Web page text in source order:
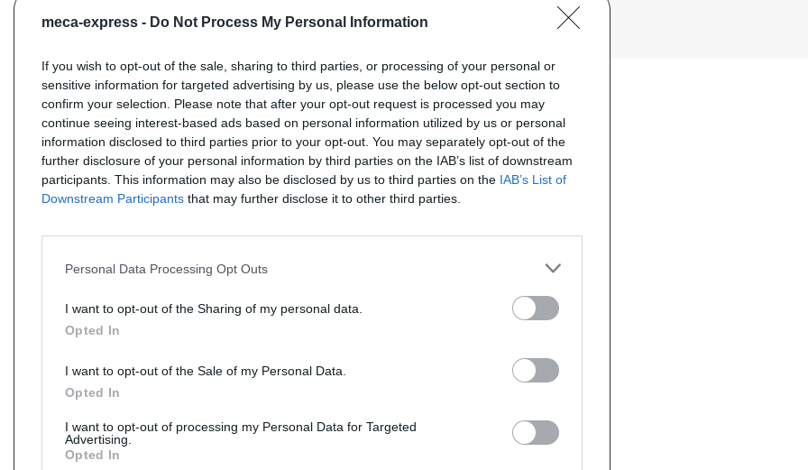
meca-express - Do Not Process My Personal Information
If you wish to opt-out of the sale, sharing to third parties, or processing of your personal or
sensitive information for targeted advertising by us, please use the below opt-out section to
confirm your selection. Please note that after your opt-out request is processed you may
continue seeing interest-based ads based on personal information utilized by us or personal
information disclosed to third parties prior to your opt-out. You may separately opt-out of the
further disclosure of your personal information by third parties on the IAB’s list of downstream
participants. This information may also be disclosed by us to third parties on the IAB’s List of
Downstream Participants that may further disclose it to other third parties.
Personal Data Processing Opt Outs
I want to opt-out of the Sharing of my personal data.
Opted In
I want to opt-out of the Sale of my Personal Data.
Opted In
I want to opt-out of processing my Personal Data for Targeted
Advertising.
Opted In
ENVIAR SUA SOLICITAÇÃO